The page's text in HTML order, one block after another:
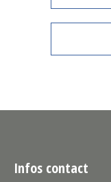
Infos contact